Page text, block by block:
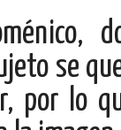
se
por lo